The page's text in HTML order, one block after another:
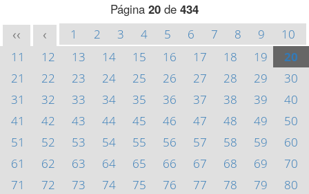
Página 20 de 434
<< < 1 2 3 4 5 6 7 8 9
10
11
12 13 14 15 16 17 18 19
20
21
22 23 24 25 26 27 28 29
30
31
32 33 34 35 36 37 38 39
40
41
42 43 44 45 46 47 48 49
50
51
52 53 54 55 56 57 58 59
60
61
62 63 64 65 66 67 68 69
70
71
72 73 74 75 76 77 78 79
80